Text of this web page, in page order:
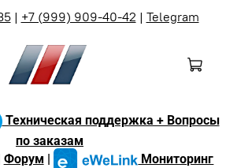
| +7 (999) 909-40-42 | Telegram
Техническая поддержка + Вопросы
по заказам
Форум
Мониторинг